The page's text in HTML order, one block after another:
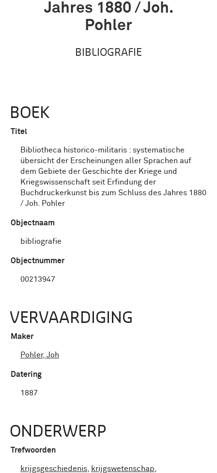
Jahres 1880 / Joh.
Pohler
BIBLIOGRAFIE
BOEK
Titel
Bibliotheca historico-militaris : systematische
übersicht der Erscheinungen aller Sprachen auf
dem Gebiete der Geschichte der Kriege und
Kriegswissenschaft seit Erfindung der
Buchdruckerkunst bis zum Schluss des Jahres 1880
/ Joh. Pohler
Objectnaam
bibliografie
Objectnummer
00213947
VERVAARDIGING
Maker
Pohler, Joh
Datering
1887
ONDERWERP
Trefwoorden
krijgsgeschiedenis krijgswetenschap